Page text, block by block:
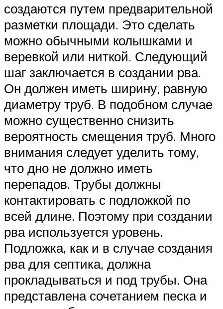
создаются путем предварительной
разметки площади. Это сделать
можно обычными колышками и
веревкой или ниткой. Следующий
шаг заключается в создании рва.
Он должен иметь ширину, равную
диаметру труб. В подобном случае
можно существенно снизить
вероятность смещения труб. Много
внимания следует уделить тому,
что дно не должно иметь
перепадов. Трубы должны
контактировать с подложкой по
всей длине. Поэтому при создании
рва используется уровень.
Подложка, как и в случае создания
рва для септика, должна
прокладываться и под трубы. Она
представлена сочетанием песка и